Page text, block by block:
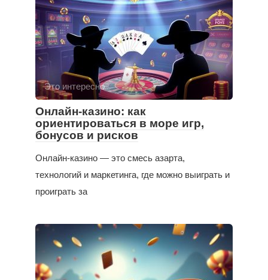
Это интересно
Онлайн-казино: как
ориентироваться в море игр,
бонусов и рисков
Онлайн-казино — это смесь азарта,
технологий и маркетинга, где можно выиграть и
проиграть за